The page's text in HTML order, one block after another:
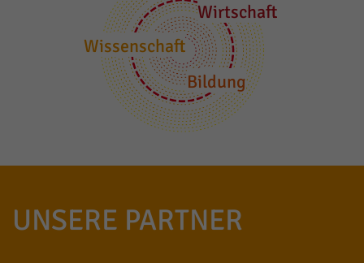
Wirtschaft
Wissenschaft
Bildung
UNSERE PARTNER